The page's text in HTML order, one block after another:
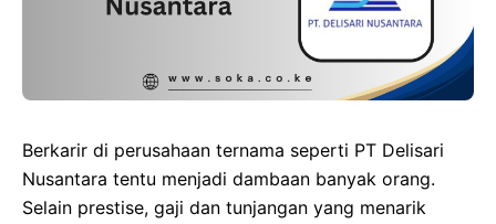
Berkarir di perusahaan ternama seperti PT Delisari
Nusantara tentu menjadi dambaan banyak orang.
Selain prestise, gaji dan tunjangan yang menarik